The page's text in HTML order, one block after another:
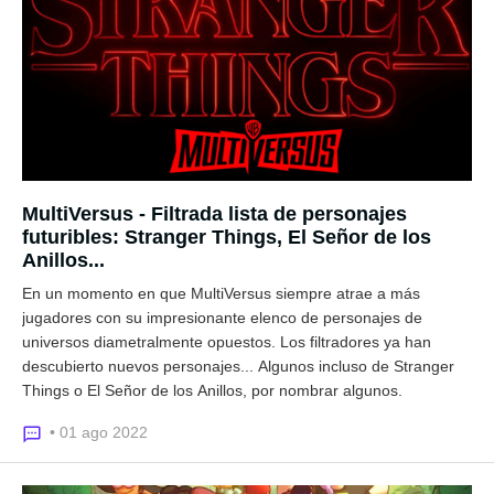
MultiVersus - Filtrada lista de personajes
futuribles: Stranger Things, El Señor de los
Anillos...
En un momento en que MultiVersus siempre atrae a más
jugadores con su impresionante elenco de personajes de
universos diametralmente opuestos. Los filtradores ya han
descubierto nuevos personajes... Algunos incluso de Stranger
Things o El Señor de los Anillos, por nombrar algunos.
• 01 ago 2022